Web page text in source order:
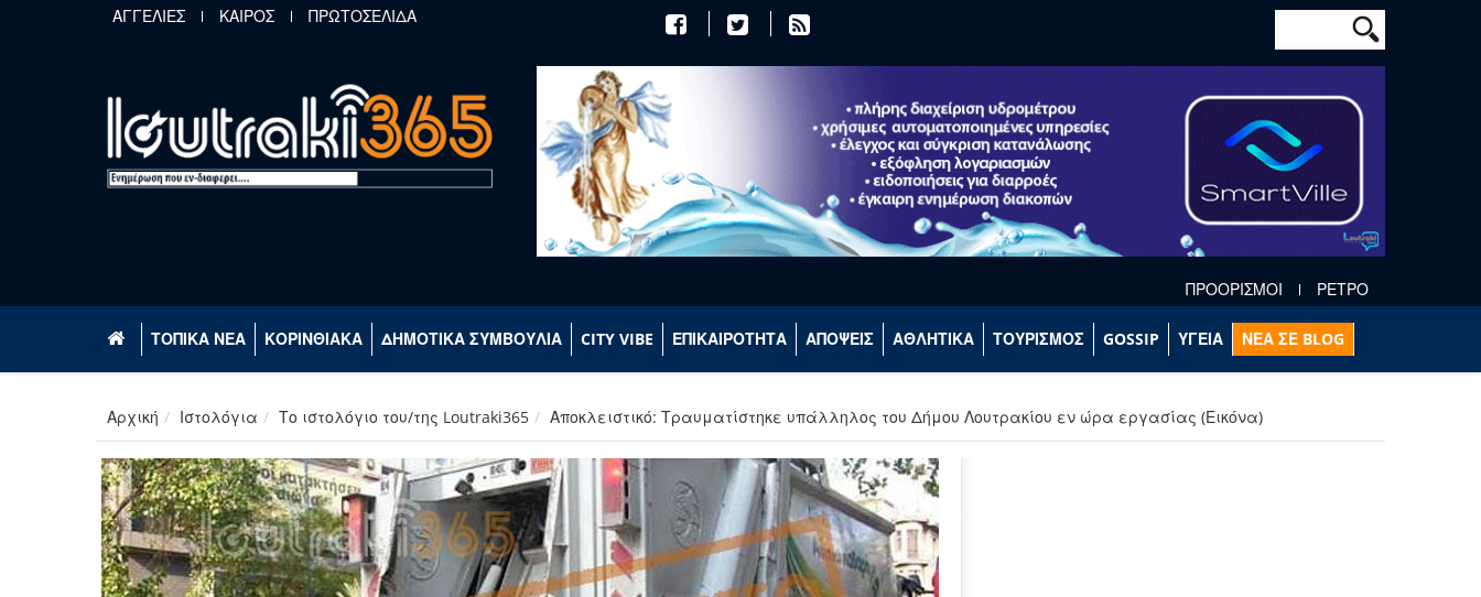
Παράκαμψη προς το κυρίως περιεχόμενο
ΑΓΓΕΛΙΕΣ ΚΑΙΡΟΣ ΠΡΩΤΟΣΕΛΙΔΑ Φόρμα
Αναζήτηση
ΠΡΟΟΡΙΣΜΟΙ ΡΕΤΡΟ
ΤΟΠΙΚΑ ΝΕΑ ΚΟΡΙΝΘΙΑΚΑ ΔΗΜΟΤΙΚΑ ΣΥΜΒΟΥΛΙΑ CITY VIBE ΕΠΙΚΑΙΡΟΤΗΤΑ ΑΠΟΨΕΙΣ ΑΘΛΗΤΙΚΑ ΤΟΥΡΙΣΜΟΣ GOSSIP ΥΓΕΙΑ ΝΕΑ ΣΕ BLOG
Αρχική Ιστολόγια Το ιστολόγιο του/της Loutraki365 Αποκλειστικό: Τραυματίστηκε υπάλληλος του Δήμου Λουτρακίου εν ώρα εργασίας (Εικόνα)